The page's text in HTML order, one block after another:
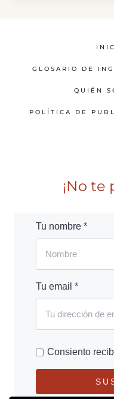
GLOSARIO DE
QUIÉN
POLÍTICA DE
¡No te
Tu nombre *
Tu email *
Consiento